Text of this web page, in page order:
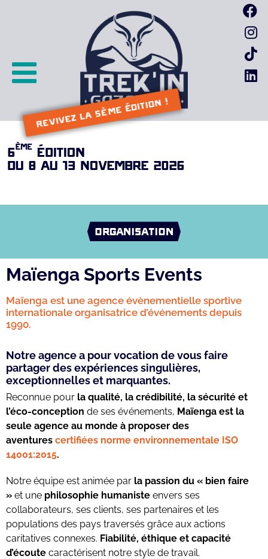
REVIVEZ LA 5ème ÉDITION !
6èmeÉDITION
DU 8 AU 13 NOVEMBRE 2026
ORGANISATION
Maïenga Sports Events
Maïenga est une agence évènementielle sportive
internationale organisatrice d’événements depuis
1990.
Notre agence a pour vocation de vous faire
partager desexpériences singulières,
exceptionnelles et marquantes.
Reconnue pour la qualité, la crédibilité, la sécurité et
l’éco-conception de ses événements, Maïenga est la
seule agence au monde à proposer des
aventures certifiées norme environnementale ISO
14001:2015.
Notre équipe est animée par la passion du « bien faire
» et une philosophie humaniste envers ses
collaborateurs, ses clients, ses partenaires et les
populations des pays traversés grâce aux actions
caritatives connexes. Fiabilité, éthique et capacité
d’écoute caractérisent notre style de travail.